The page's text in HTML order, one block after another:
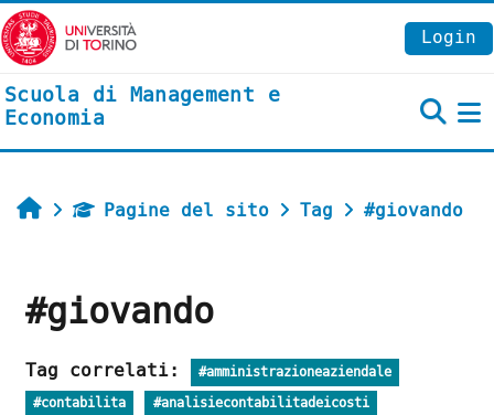
Vai al contenuto principale
Login
Scuola di Management e
Economia
HomePagine del sito Tag #giovando
#giovando
Tag correlati:
#amministrazioneaziendale
#contabilita
#analisiecontabilitadeicosti